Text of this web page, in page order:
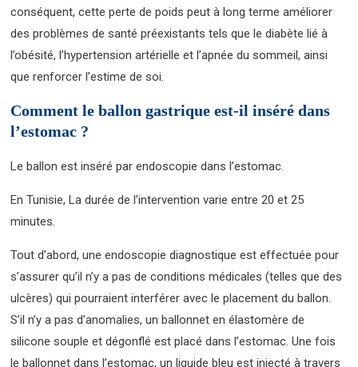
conséquent, cette perte de poids peut à long terme améliorer
des problèmes de santé préexistants tels que le diabète lié à
l’obésité, l’hypertension artérielle et l’apnée du sommeil, ainsi
que renforcer l’estime de soi.
Comment le ballon gastrique est-il inséré dans
l’estomac ?
Le ballon est inséré par endoscopie dans l’estomac.
En Tunisie, La durée de l’intervention varie entre 20 et 25
minutes.
Tout d’abord, une endoscopie diagnostique est effectuée pour
s’assurer qu’il n’y a pas de conditions médicales (telles que des
ulcères) qui pourraient interférer avec le placement du ballon.
S’il n’y a pas d’anomalies, un ballonnet en élastomère de
silicone souple et dégonflé est placé dans l’estomac. Une fois
le ballonnet dans l’estomac, un liquide bleu est injecté à travers